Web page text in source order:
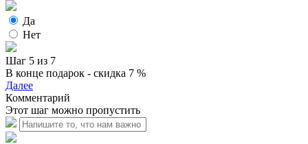
Да
Нет
Шаг 5 из 7
В конце подарок - скидка 7 %
Далее
Комментарий
Этот шаг можно пропустить